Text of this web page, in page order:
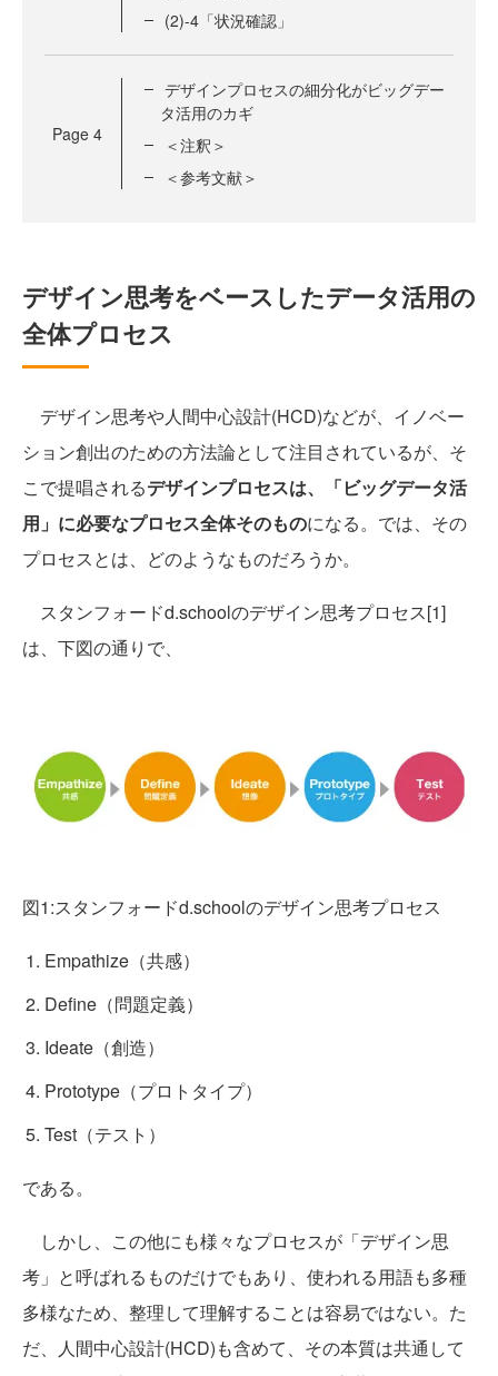
(2)-4「状況確認」
Page 4
デザインプロセスの細分化がビッグデー
タ活用のカギ
＜注釈＞
＜参考文献＞
デザイン思考をベースしたデータ活用の
全体プロセス
デザイン思考や人間中心設計(HCD)などが、イノベー
ション創出のための方法論として注目されているが、そ
こで提唱されるデザインプロセスは、「ビッグデータ活
用」に必要なプロセス全体そのものになる。では、その
プロセスとは、どのようなものだろうか。
スタンフォードd.schoolのデザイン思考プロセス[1]
は、下図の通りで、
図1:スタンフォードd.schoolのデザイン思考プロセス
Empathize（共感）
Define（問題定義）
Ideate（創造）
Prototype（プロトタイプ）
Test（テスト）
である。
しかし、この他にも様々なプロセスが「デザイン思
考」と呼ばれるものだけでもあり、使われる用語も多種
多様なため、整理して理解することは容易ではない。た
だ、人間中心設計(HCD)も含めて、その本質は共通して